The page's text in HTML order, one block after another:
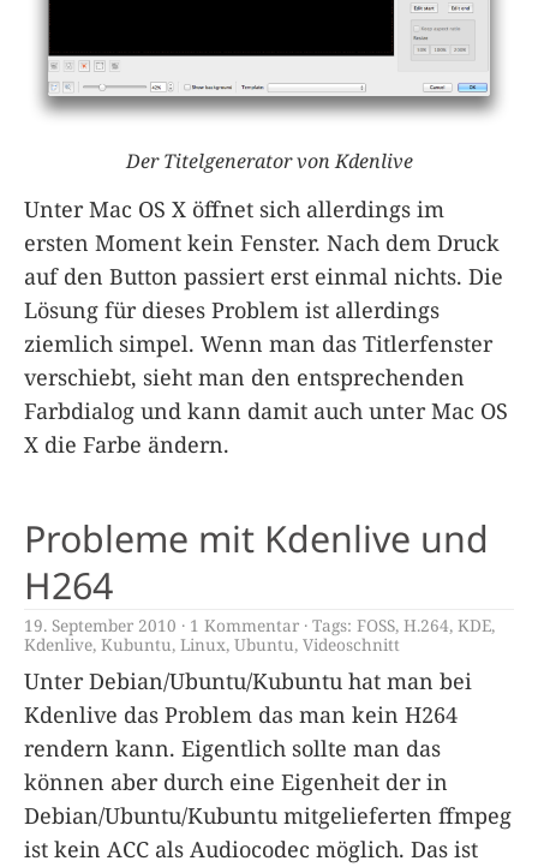
Der Titelgenerator von Kdenlive
Unter Mac OS X öffnet sich allerdings im
ersten Moment kein Fenster. Nach dem Druck
auf den Button passiert erst einmal nichts. Die
Lösung für dieses Problem ist allerdings
ziemlich simpel. Wenn man das Titlerfenster
verschiebt, sieht man den entsprechenden
Farbdialog und kann damit auch unter Mac OS
X die Farbe ändern.
Probleme mit Kdenlive und
H264
19. September 2010 1 Kommentar Tags: FOSS, H.264, KDE,
Kdenlive, Kubuntu, Linux, Ubuntu, Videoschnitt
Unter Debian/Ubuntu/Kubuntu hat man bei
Kdenlive das Problem das man kein H264
rendern kann. Eigentlich sollte man das
können aber durch eine Eigenheit der in
Debian/Ubuntu/Kubuntu mitgelieferten ffmpeg
ist kein ACC als Audiocodec möglich. Das ist